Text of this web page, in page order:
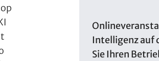
Intelligenz auf
Sie Ihren